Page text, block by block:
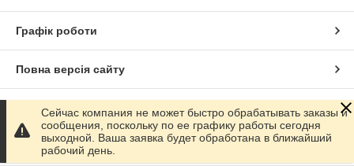
Графік роботи
Повна версія сайту
Сайт створено на маркетплейсі Prom.ua
Політика конфіденційності
Сейчас компания не может быстро обрабатывать заказы и
сообщения, поскольку по ее графику работы сегодня
выходной. Ваша заявка будет обработана в ближайший
рабочий день.